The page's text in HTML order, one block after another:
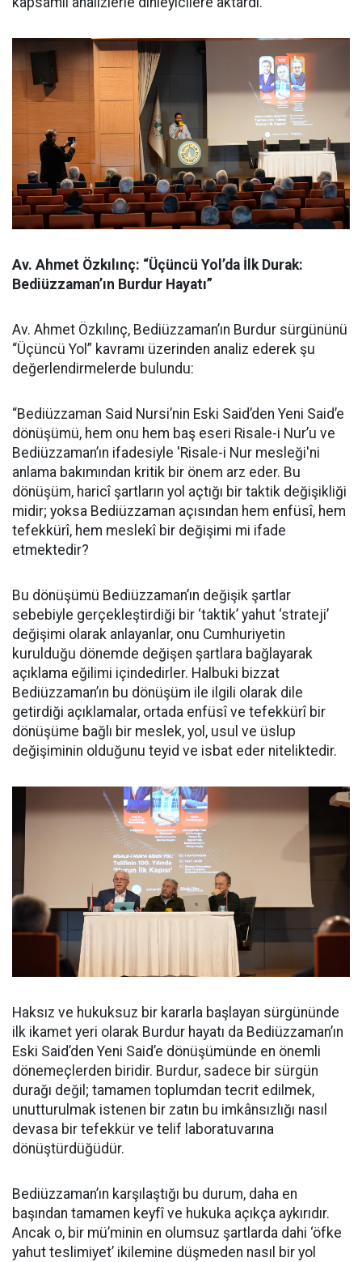
Av. Ahmet Özkılınç: “Üçüncü Yol’da İlk Durak:
Bediüzzaman’ın Burdur Hayatı”
Av. Ahmet Özkılınç, Bediüzzaman’ın Burdur sürgününü
“Üçüncü Yol” kavramı üzerinden analiz ederek şu
değerlendirmelerde bulundu:
“Bediüzzaman Said Nursi’nin Eski Said’den Yeni Said’e
dönüşümü, hem onu hem baş eseri Risale-i Nur’u ve
Bediüzzaman’ın ifadesiyle 'Risale-i Nur mesleği'ni
anlama bakımından kritik bir önem arz eder. Bu
dönüşüm, haricî şartların yol açtığı bir taktik değişikliği
midir; yoksa Bediüzzaman açısından hem enfüsî, hem
tefekkürî, hem meslekî bir değişimi mi ifade
etmektedir?
Bu dönüşümü Bediüzzaman’ın değişik şartlar
sebebiyle gerçekleştirdiği bir ‘taktik’ yahut ‘strateji’
değişimi olarak anlayanlar, onu Cumhuriyetin
kurulduğu dönemde değişen şartlara bağlayarak
açıklama eğilimi içindedirler. Halbuki bizzat
Bediüzzaman’ın bu dönüşüm ile ilgili olarak dile
getirdiği açıklamalar, ortada enfüsî ve tefekkürî bir
dönüşüme bağlı bir meslek, yol, usul ve üslup
değişiminin olduğunu teyid ve isbat eder niteliktedir.
Haksız ve hukuksuz bir kararla başlayan sürgününde
ilk ikamet yeri olarak Burdur hayatı da Bediüzzaman’ın
Eski Said’den Yeni Said’e dönüşümünde en önemli
dönemeçlerden biridir. Burdur, sadece bir sürgün
durağı değil; tamamen toplumdan tecrit edilmek,
unutturulmak istenen bir zatın bu imkânsızlığı nasıl
devasa bir tefekkür ve telif laboratuvarına
dönüştürdüğüdür.
Bediüzzaman’ın karşılaştığı bu durum, daha en
başından tamamen keyfî ve hukuka açıkça aykırıdır.
Ancak o, bir mü’minin en olumsuz şartlarda dahi ‘öfke
yahut teslimiyet’ ikilemine düşmeden nasıl bir yol